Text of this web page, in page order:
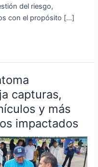
del riesgo,
con el propósito […]
capturas,
y más
impactados